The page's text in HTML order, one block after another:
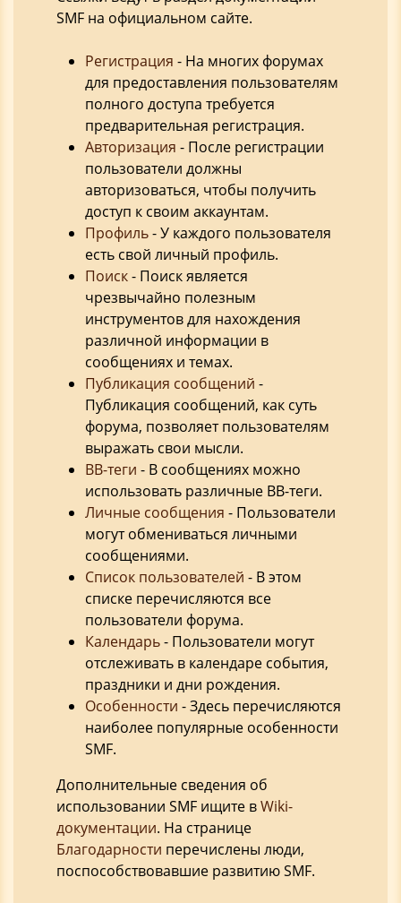
SMF на официальном сайте.
Регистрация - На многих форумах
для предоставления пользователям
полного доступа требуется
предварительная регистрация.
Авторизация - После регистрации
пользователи должны
авторизоваться, чтобы получить
доступ к своим аккаунтам.
Профиль- У каждого пользователя
есть свой личный профиль.
Поиск- Поиск является
чрезвычайно полезным
инструментов для нахождения
различной информации в
сообщениях и темах.
Публикация сообщений -
Публикация сообщений, как суть
форума, позволяет пользователям
выражать свои мысли.
BB-теги - В сообщениях можно
использовать различные BB-теги.
Личные сообщения - Пользователи
могут обмениваться личными
сообщениями.
Список пользователей - В этом
списке перечисляются все
пользователи форума.
Календарь- Пользователи могут
отслеживать в календаре события,
праздники и дни рождения.
Особенности - Здесь перечисляются
наиболее популярные особенности
SMF.
Дополнительные сведения об
использовании SMF ищите вWiki-
документации. На странице
Благодарности перечислены люди,
поспособствовавшие развитию SMF.